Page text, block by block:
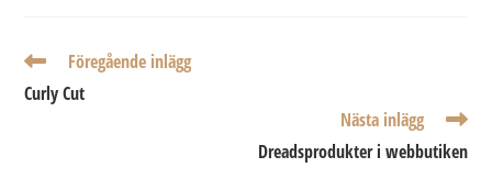
Läs
artiklar
Föregående inlägg
Curly Cut
Nästa inlägg
Dreadsprodukter i webbutiken